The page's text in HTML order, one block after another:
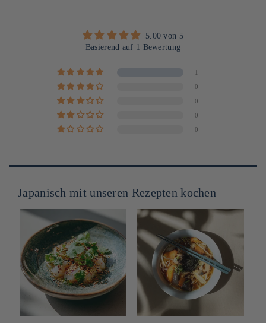
5.00 von 5
Basierend auf 1 Bewertung
1
0
0
0
0
Japanisch mit unseren Rezepten kochen